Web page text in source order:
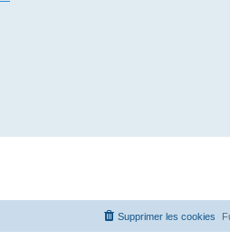
Supprimer les cookies